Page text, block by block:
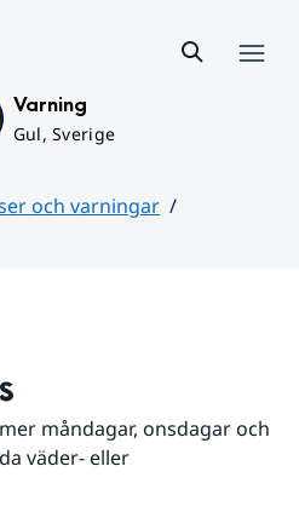
Varning
Gul, Sverige
och varningar
måndagar, onsdagar och
väder- eller